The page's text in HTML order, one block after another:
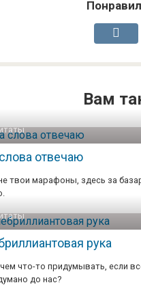
Вам
отвечаю
твои марафоны, здесь за
рука
что-то придумывать, если
до нас?